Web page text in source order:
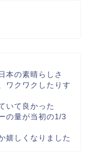
本の素晴らしさ
ワクワクしたりす
いて良かった
の量が当初の1/3
嬉しくなりました